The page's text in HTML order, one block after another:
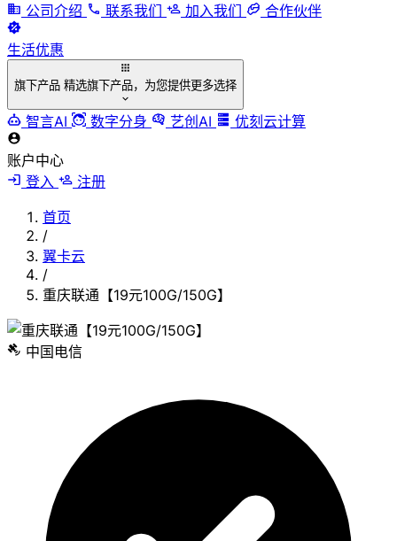
公司介绍 联系我们 加入我们 合作伙伴
生活优惠
旗下产品 精选旗下产品，为您提供更多选择
智言AI 数字分身 艺创AI 优刻云计算
账户中心
登入
注册
首页
/
翼卡云
/
重庆联通【19元100G/150G】
中国电信